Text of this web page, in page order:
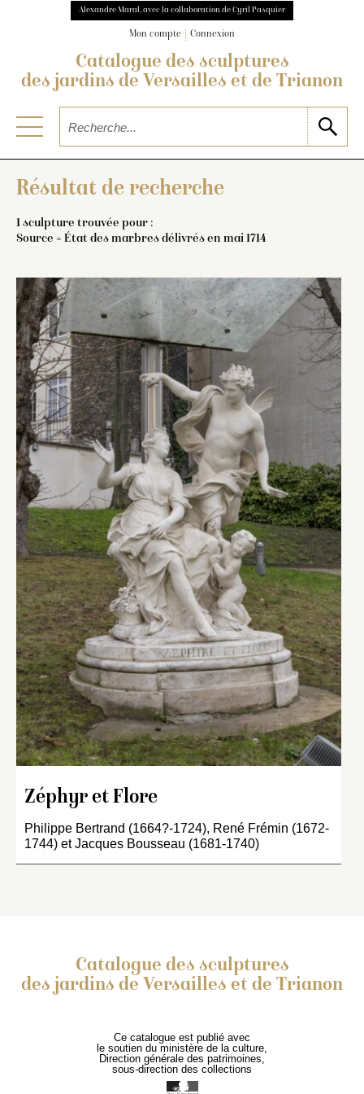
Alexandre Maral, avec la collaboration de Cyril Pasquier
Mon compte Connexion
Catalogue des sculptures
des jardins de Versailles et de Trianon
Résultat de recherche
1 sculpture trouvée pour :
Source = État des marbres délivrés en mai 1714
Zéphyr et Flore
Philippe Bertrand (1664?-1724), René Frémin (1672-
1744) et Jacques Bousseau (1681-1740)
Catalogue des sculptures
des jardins de Versailles et de Trianon
Ce catalogue est publié avec
le soutien du ministère de la culture,
Direction générale des patrimoines,
sous-direction des collections